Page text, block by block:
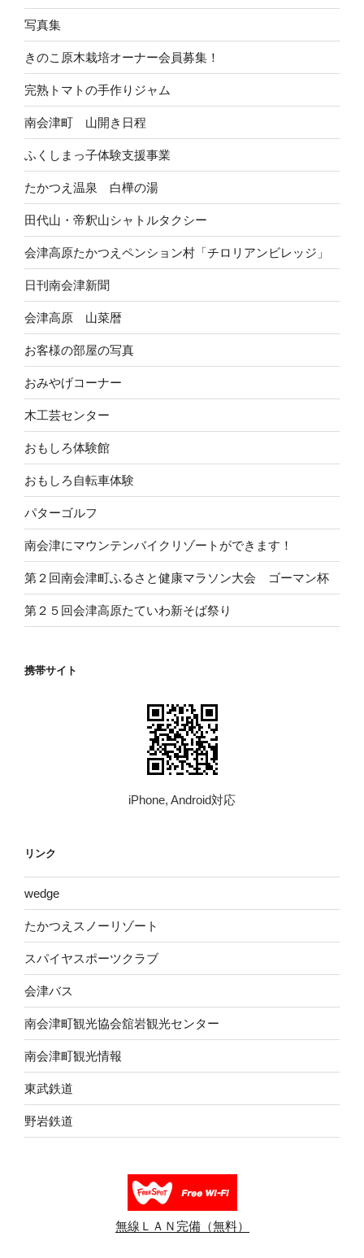
写真集
きのこ原木栽培オーナー会員募集！
完熟トマトの手作りジャム
南会津町 山開き日程
ふくしまっ子体験支援事業
たかつえ温泉 白樺の湯
田代山・帝釈山シャトルタクシー
会津高原たかつえペンション村「チロリアンビレッジ」
日刊南会津新聞
会津高原 山菜暦
お客様の部屋の写真
おみやげコーナー
木工芸センター
おもしろ体験館
おもしろ自転車体験
パターゴルフ
南会津にマウンテンバイクリゾートができます！
第２回南会津町ふるさと健康マラソン大会 ゴーマン杯
第２５回会津高原たていわ新そば祭り
携帯サイト
iPhone, Android対応
リンク
wed​ge
たかつえスノーリゾート
スパイヤスポーツクラブ
会津バス
南会津町観光協会舘岩観光センター
南会津町観光情報
東武鉄道
野岩鉄道
無線ＬＡＮ完備（無料）